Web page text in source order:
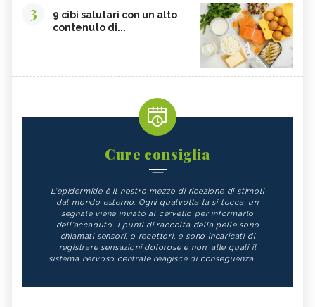
3
9 cibi salutari con un alto
contenuto di...
Cure consiglia
L'epidermide è il nostro mezzo di ricezione di stimoli
dal mondo esterno. Ogni qualvolta la si tocca, un
segnale viene inviato al cervello per informarlo
dell'accaduto. I punti di raccolta della pelle sono
chiamati sensori, o recettori, e sono incaricati di
registrare sensazioni dolorose e non, alle quali il
sistema nervoso centrale reagisce di conseguenza.